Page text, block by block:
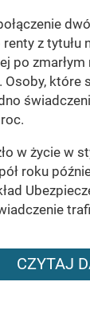
z tytułu
po
które
w życie w
roku
CZYTAJ